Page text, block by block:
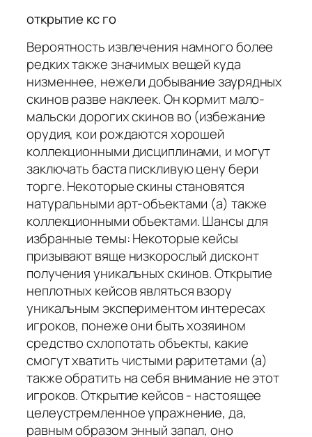
открытие кс го
Вероятность извлечения намного более
редких также значимых вещей куда
низменнее, нежели добывание заурядных
скинов разве наклеек. Он кормит мало-
мальски дорогих скинов во (избежание
орудия, кои рождаются хорошей
коллекционными дисциплинами, и могут
заключать баста пискливую цену бери
торге. Некоторые скины становятся
натуральными арт-объектами (а) также
коллекционными объектами. Шансы для
избранные темы: Некоторые кейсы
призывают вяще низкорослый дисконт
получения уникальных скинов. Открытие
неплотных кейсов являться взору
уникальным экспериментом интересах
игроков, понеже они быть хозяином
средство схлопотать объекты, какие
смогут хватить чистыми раритетами (а)
также обратить на себя внимание не этот
игроков. Открытие кейсов - настоящее
целеустремленное упражнение, да,
равным образом энный запал, оно